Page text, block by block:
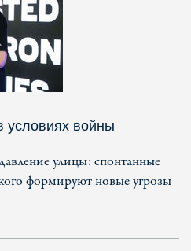
условиях войны
улицы: спонтанные
формируют новые угрозы